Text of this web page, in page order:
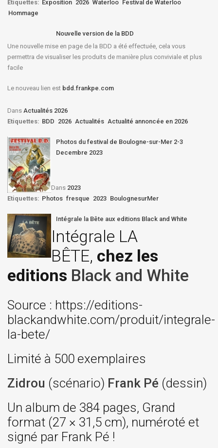
Etiquettes: Exposition 2026 Waterloo Festival de Waterloo
Hommage
Nouvelle version de la BDD
Une nouvelle mise en page de la BDD a été effectuée, cela vous
permettra de visualiser les produits de manière plus conviviale et plus
facile
Le nouveau lien est bdd.frankpe.com
Dans Actualités 2026
Etiquettes: BDD 2026 Actualités Actualité annoncée en 2026
Photos du festival de Boulogne-sur-Mer 2-3
Decembre 2023
Dans 2023
Etiquettes: Photos fresque 2023 BoulognesurMer
Intégrale la Bête aux editions Black and White
Intégrale LA
BÊTE, chez les
editions Black and White
Source : https://editions-
blackandwhite.com/produit/integrale-
la-bete/
Limité à 500 exemplaires
Zidrou (scénario) Frank Pé (dessin)
Un album de 384 pages, Grand
format (27 × 31,5 cm), numéroté et
signé par Frank Pé !